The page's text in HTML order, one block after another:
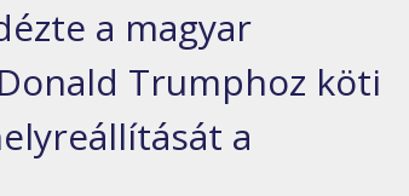
a magyar
Trumphoz köti
a